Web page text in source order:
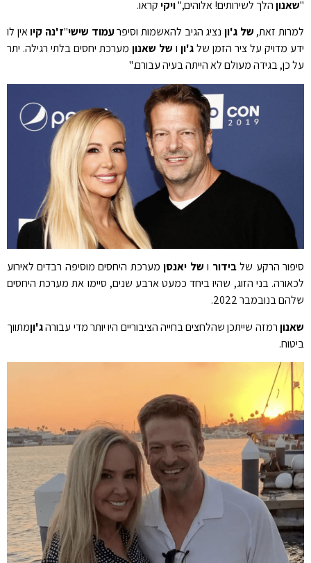
"שאנוןהלך לשירותים! אלוהים,"ויקיקראו.
למרות זאת, של ג'וןנציג הגיב להאשמות וסיפרעמוד שישי"ז'נה קיואין לו
ידע מדויק על ציר הזמן שלג'ון ו של שאנון מערכת יחסים בלתי רגילה. יתר
על כן, בגידה מעולם לא הייתה בעיה עבורם."
סיפור הרקע שלבידור ו של יאנסןמערכת היחסים מוסיפה רבדים לאירוע
לכאורה. בני הזוג, שהיו ביחד כמעט ארבע שנים, סיימו את מערכת היחסים
שלהם בנובמבר 2022.
שאנוןרמזה שייתכן שהלחצים בחייה הציבוריים היו יותר מדי עבורהג'וןמתווך
ביטוח.